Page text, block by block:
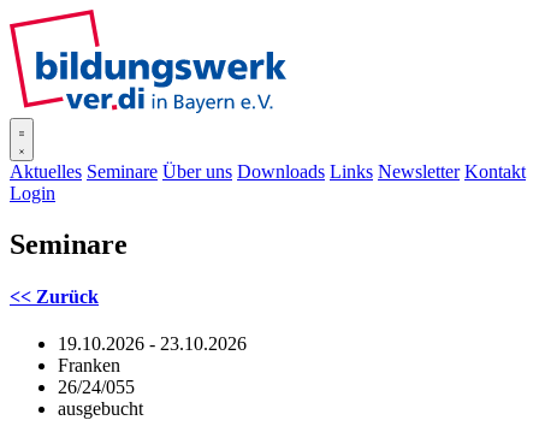
Aktuelles Seminare Über uns Downloads Links Newsletter Kontakt
Login
Seminare
<< Zurück
19.10.2026 - 23.10.2026
Franken
26/24/055
ausgebucht